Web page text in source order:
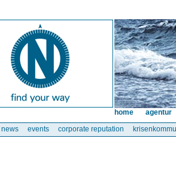
news events corporate reputation
home agentur